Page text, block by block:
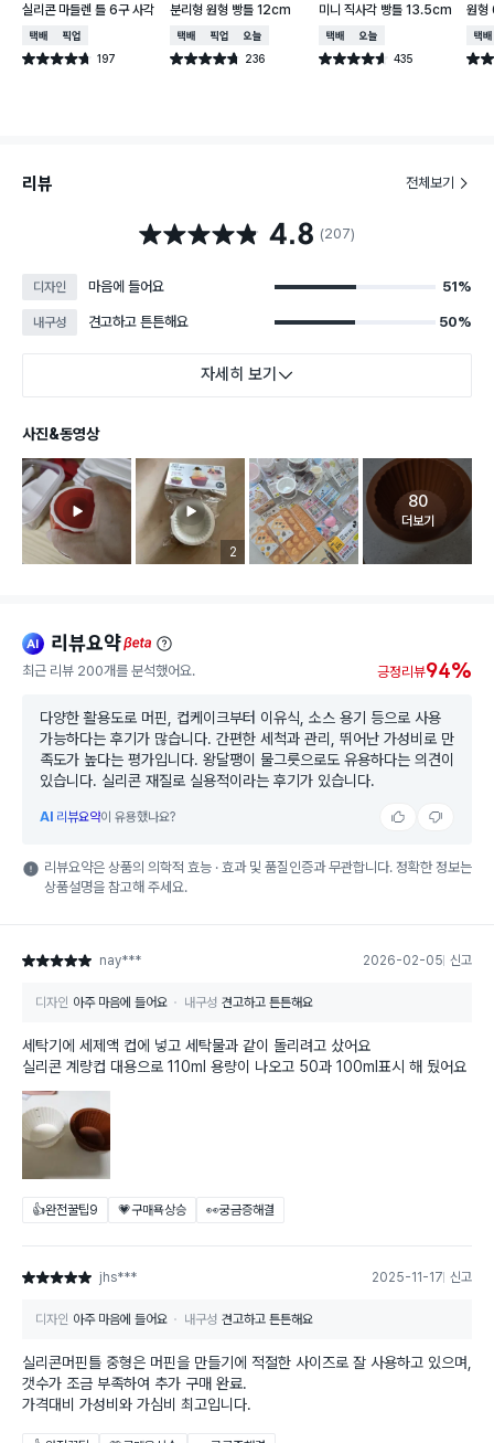
실리콘 마들렌 틀 6구 사각
택배배송매장픽업
별점 4.7점 197
건 작성
분리형 원형 빵틀 12cm
택배배송매장픽업오늘배송
별점 4.7점 236
건 작성
미니 직사각 빵틀 13.5cm
택배배송오늘배송
별점 4.6점 435
건 작성
원형
택배
별점
리뷰 전체보기
별점 4.8점 4.8 (207)
디자인 마음에 들어요 51%
내구성 견고하고 튼튼해요 50%
자세히 보기
사진&동영상
리뷰 이미지 등록 개수
2
고객 리뷰
80
더보기
ai 리뷰요약beta
최근 리뷰 200개를 분석했어요. 긍정리뷰94%
다양한 활용도로 머핀, 컵케이크부터 이유식, 소스 용기 등으로 사용
가능하다는 후기가 많습니다. 간편한 세척과 관리, 뛰어난 가성비로 만
족도가 높다는 평가입니다. 왕달팽이 물그릇으로도 유용하다는 의견이
있습니다. 실리콘 재질로 실용적이라는 후기가 있습니다.
AI 리뷰요약이 유용했나요?
리뷰요약은 상품의 의학적 효능 · 효과 및 품질인증과 무관합니다. 정확한 정보는
상품설명을 참고해 주세요.
별점 5점 nay*** 2026-02-05 신고
디자인 아주 마음에 들어요 내구성 견고하고 튼튼해요
세탁기에 세제액 컵에 넣고 세탁물과 같이 돌리려고 샀어요
실리콘 계량컵 대용으로 110ml 용량이 나오고 50과 100ml표시 해 뒀어요
👍완전꿀팁9 💗구매욕상승 👀궁금증해결
별점 5점 jhs*** 2025-11-17 신고
디자인 아주 마음에 들어요 내구성 견고하고 튼튼해요
실리콘머핀틀 중형은 머핀을 만들기에 적절한 사이즈로 잘 사용하고 있으며,
갯수가 조금 부족하여 추가 구매 완료.
가격대비 가성비와 가심비 최고입니다.